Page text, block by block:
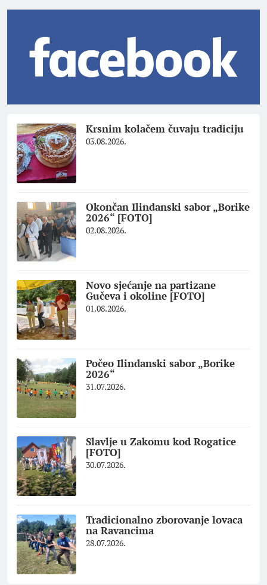
Krsnim kolačem čuvaju tradiciju
03.08.2026.
Okončan Ilindanski sabor „Borike
2026“ [FOTO]
02.08.2026.
Novo sjećanje na partizane
Gučeva i okoline [FOTO]
01.08.2026.
Počeo Ilindanski sabor „Borike
2026“
31.07.2026.
Slavlje u Zakomu kod Rogatice
[FOTO]
30.07.2026.
Tradicionalno zborovanje lovaca
na Ravancima
28.07.2026.